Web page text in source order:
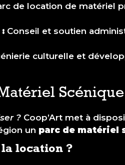
de location de matériel
Conseil et soutien
culturelle et
? Coop’Art met à
un parc de matériel
location ?